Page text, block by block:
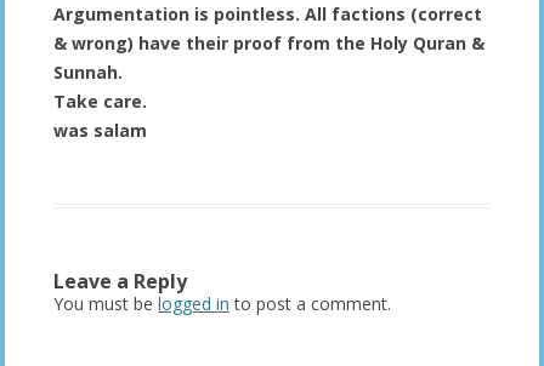
Argumentation is pointless. All factions (correct
& wrong) have their proof from the Holy Quran &
Sunnah.
Take care.
was salam
Leave a Reply
You must be logged in to post a comment.